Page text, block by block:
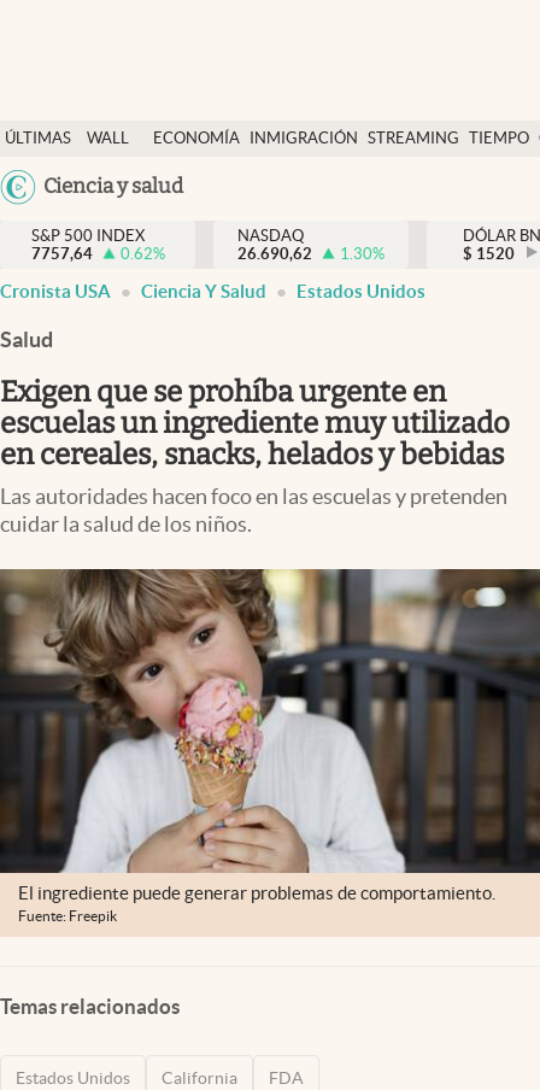
ÚLTIMAS
NOTICIAS
WALL
DÓLAR
ECONOMÍA INMIGRACIÓN STREAMING TIEMPO
Ciencia y salud
Finanzas y economía
Wall Street y dólar
Inmigración
Espiritual
Streaming
PC y mobile
USA
S&P 500 INDEX
7757,64
0.62%
NASDAQ
26.690,62
1.30%
DÓLAR
$ 1520
Cronista USA Ciencia Y Salud Estados Unidos
Salud
Exigen que se prohíba urgente en
escuelas un ingrediente muy utilizado
en cereales, snacks, helados y bebidas
Las autoridades hacen foco en las escuelas y pretenden
cuidar la salud de los niños.
El ingrediente puede generar problemas de comportamiento.
Fuente: Freepik
Temas relacionados
Estados Unidos California FDA